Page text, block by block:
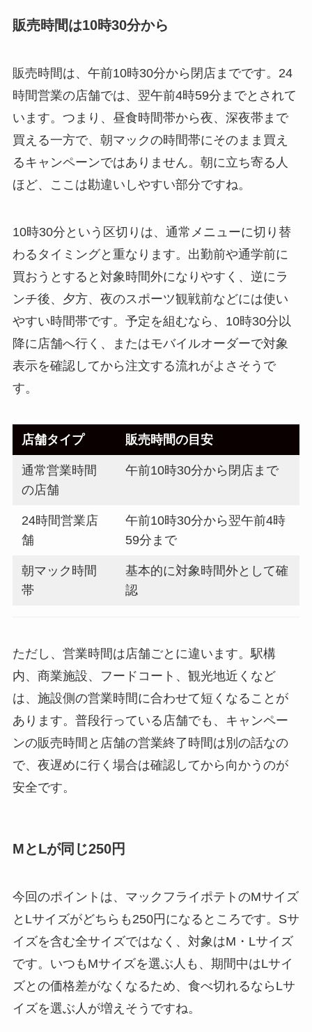
販売時間は10時30分から
販売時間は、午前10時30分から閉店までです。24
時間営業の店舗では、翌午前4時59分までとされて
います。つまり、昼食時間帯から夜、深夜帯まで
買える一方で、朝マックの時間帯にそのまま買え
るキャンペーンではありません。朝に立ち寄る人
ほど、ここは勘違いしやすい部分ですね。
10時30分という区切りは、通常メニューに切り替
わるタイミングと重なります。出勤前や通学前に
買おうとすると対象時間外になりやすく、逆にラ
ンチ後、夕方、夜のスポーツ観戦前などには使い
やすい時間帯です。予定を組むなら、10時30分以
降に店舗へ行く、またはモバイルオーダーで対象
表示を確認してから注文する流れがよさそうで
す。
店舗タイプ 販売時間の目安
通常営業時間
の店舗
午前10時30分から閉店まで
24時間営業店
舗
午前10時30分から翌午前4時
59分まで
朝マック時間
帯
基本的に対象時間外として確
認
ただし、営業時間は店舗ごとに違います。駅構
内、商業施設、フードコート、観光地近くなど
は、施設側の営業時間に合わせて短くなることが
あります。普段行っている店舗でも、キャンペー
ンの販売時間と店舗の営業終了時間は別の話なの
で、夜遅めに行く場合は確認してから向かうのが
安全です。
MとLが同じ250円
今回のポイントは、マックフライポテトのMサイズ
とLサイズがどちらも250円になるところです。Sサ
イズを含む全サイズではなく、対象はM・Lサイズ
です。いつもMサイズを選ぶ人も、期間中はLサイ
ズとの価格差がなくなるため、食べ切れるならLサ
イズを選ぶ人が増えそうですね。